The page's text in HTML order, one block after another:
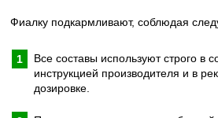
Фиалку подкармливают, соблюдая
Все составы используют строго в
инструкцией производителя и в
дозировке.